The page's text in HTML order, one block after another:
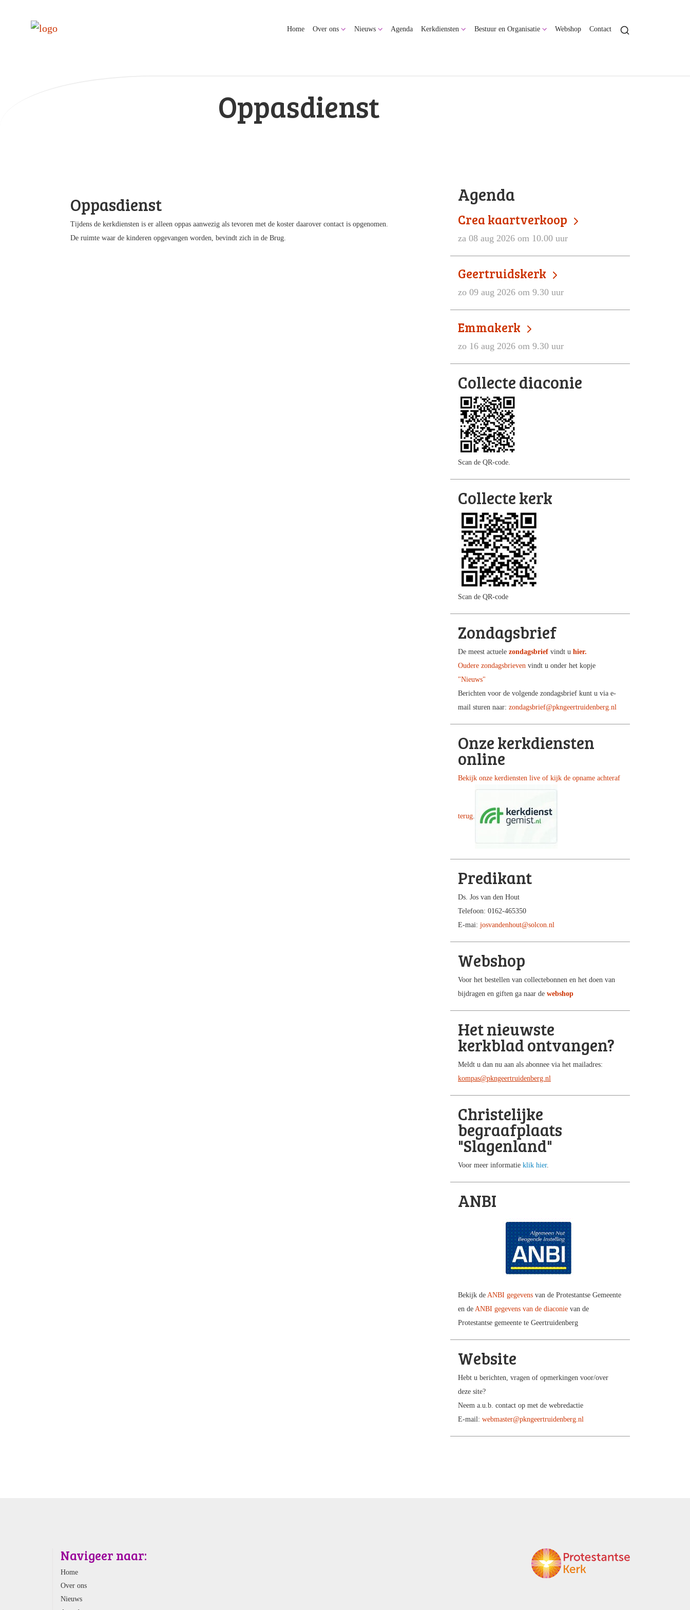
Home Over ons Nieuws Agenda Kerkdiensten Bestuur en Organisatie Webshop Contact
Oppasdienst
Oppasdienst
Tijdens de kerkdiensten is er alleen oppas aanwezig als tevoren met de koster daarover contact is opgenomen.
De ruimte waar de kinderen opgevangen worden, bevindt zich in de Brug.
Agenda
Crea kaartverkoop
za 08 aug 2026 om 10.00 uur
Geertruidskerk
zo 09 aug 2026 om 9.30 uur
Emmakerk
zo 16 aug 2026 om 9.30 uur
Collecte diaconie
Scan de QR-code.
Collecte kerk
Scan de QR-code
Zondagsbrief
De meest actuele zondagsbrief vindt u hier.
Oudere zondagsbrieven vindt u onder het kopje
"Nieuws"
Berichten voor de volgende zondagsbrief kunt u via e-
mail sturen naar: zondagsbrief@pkngeertruidenberg.nl
Onze kerkdiensten
online
Bekijk onze kerdiensten live of kijk de opname achteraf
terug.
Predikant
Ds. Jos van den Hout
Telefoon: 0162-465350
E-mai: josvandenhout@solcon.nl
Webshop
Voor het bestellen van collectebonnen en het doen van
bijdragen en giften ga naar de webshop
Het nieuwste
kerkblad ontvangen?
Meldt u dan nu aan als abonnee via het mailadres:
kompas@pkngeertruidenberg.nl
Christelijke
begraafplaats
"Slagenland"
Voor meer informatie klik hier.
ANBI
Bekijk de ANBI gegevens van de Protestantse Gemeente
en de ANBI gegevens van de diaconie van de
Protestantse gemeente te Geertruidenberg
Website
Hebt u berichten, vragen of opmerkingen voor/over
deze site?
Neem a.u.b. contact op met de webredactie
E-mail: webmaster@pkngeertruidenberg.nl
Navigeer naar:
Home
Over ons
Nieuws